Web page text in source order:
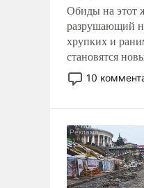
Обиды на этот
разрушающий
хрупких и
становятся
постепенно
отменяя
ударами
слабым, идти
адаптироваться.
10